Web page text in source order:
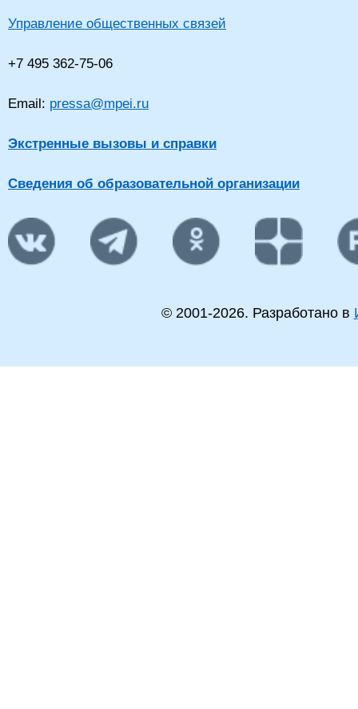
Управление общественных связей
+7 495 362-75-06
Email: pressa@mpei.ru
Экстренные вызовы и справки
Сведения об образовательной организации
© 2001-2026. Разработано в